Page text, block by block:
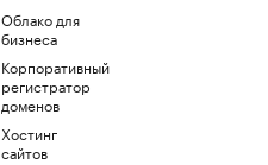
Облако для
бизнеса
Корпоративный
регистратор
доменов
Хостинг
сайтов